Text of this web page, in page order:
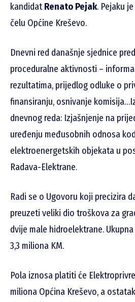
kandidatRenato Pejak. Pejaku
čelu Općine Kreševo.
Dnevni red današnje sjednice
proceduralne aktivnosti –
rezultatima, prijedlog odluke o
finansiranju, osnivanje
dnevnog reda: Izjašnjenje na
uređenju međusobnih odnosa
elektroenergetskih objekata u
Radava-Elektrane.
Radi se o Ugovoru koji precizira
preuzeti veliki dio troškova za
dvije male hidroelektrane.
3,3 miliona KM.
Pola iznosa platiti će
miliona Općina Kreševo, a